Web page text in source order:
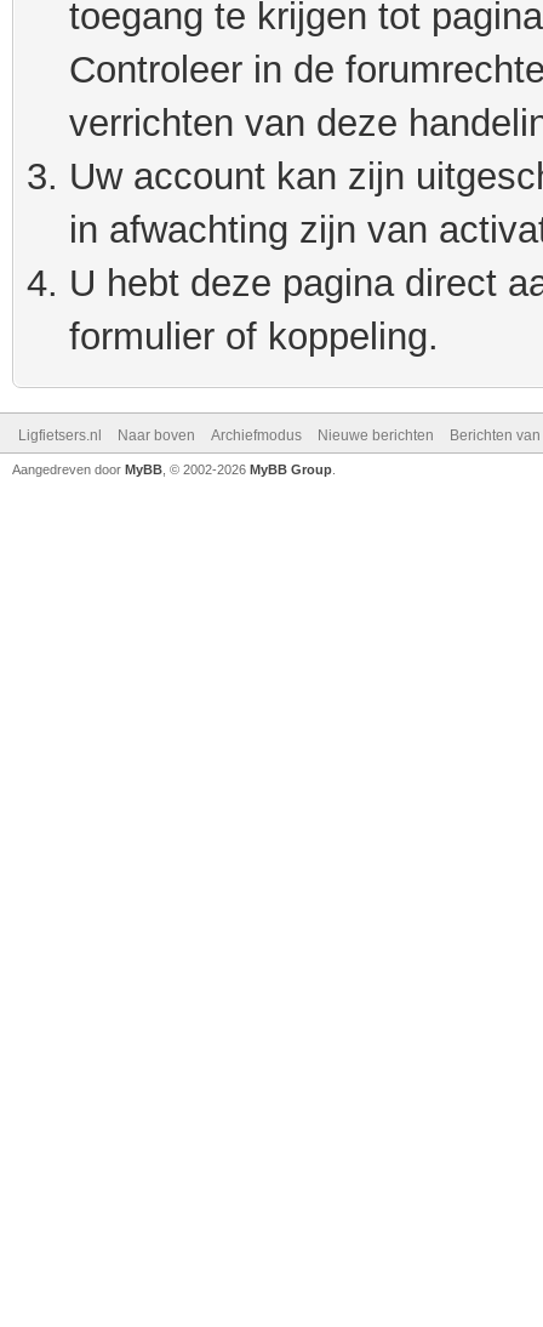
toegang te krijgen tot
Controleer in de
verrichten van deze
Uw account kan zijn
in afwachting zijn van
U hebt deze pagina direct
formulier of koppeling.
Ligfietsers.nl Naar boven Archiefmodus Nieuwe berichten Berichten
Aangedreven door MyBB , © 2002-2026 MyBB Group